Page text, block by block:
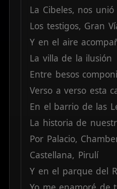
La Cibeles, nos unió
Los testigos, Gran
Y en el aire
La villa de la ilusión
Entre besos
Verso a verso esta
En el barrio de las
La historia de
Por Palacio,
Castellana, Pirulí
Y en el parque del